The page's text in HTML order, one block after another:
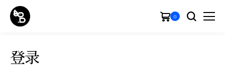
0
登录